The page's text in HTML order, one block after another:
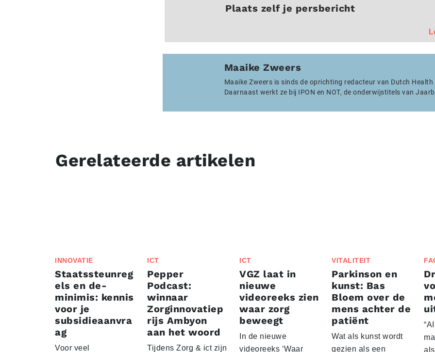
Plaats zelf je persbericht
Maaike Zweers
Maaike Zweers is sinds de oprichting redacteur van Dutch Health
Daarnaast werkt ze bij IPON en NOT, de onderwijstitels van
Gerelateerde artikelen
INNOVATIE
Staatssteunreg
els en de-
minimis: kennis
voor je
subsidieaanvra
ag
Voor veel
ICT
Pepper
Podcast:
winnaar
Zorginnovatiep
rijs Ambyon
aan het woord
Tijdens Zorg & ict zijn
ICT
VGZ laat in
nieuwe
videoreeks zien
waar zorg
beweegt
In de nieuwe
videoreeks ‘Waar
VITALITEIT
Parkinson en
kunst: Bas
Bloem over de
mens achter de
patiënt
Wat als kunst wordt
gezien als een